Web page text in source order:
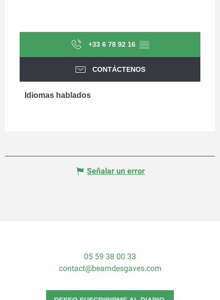
+33 6 78 92 16 ▒▒
CONTÁCTENOS
Idiomas hablados
Idiomas hablados
Señalar un error
05 59 38 00 33
contact@bearndesgaves.com